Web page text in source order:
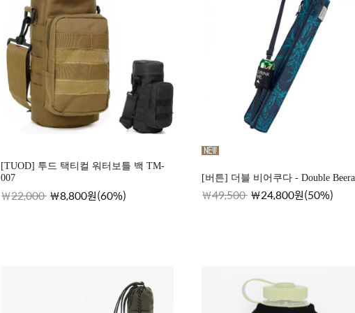
[TUOD] 투드 택티컬 워터보틀 백 TM-
007
22,000 8,800원(60%)
[버튼] 더블 비어쿠다 - Double
49,500 24,800원(50%)